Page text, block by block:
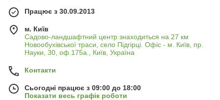
Працює з 30.09.2013
м. Київ
Садово-ландшафтний центр знаходиться на 27 км
Новообухівської траси, село Підгірці. Офіс - м. Київ, пр.
Науки, 30, оф.175а., Київ, Україна
Контакти
Сьогодні працює з 09:00 до 18:00
Показати весь графік роботи